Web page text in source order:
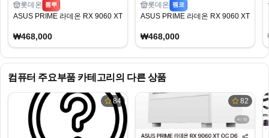
롯데온 뽐뿌
ASUS PRIME 라데온 RX 9060 XT OC D6 16GB (468,000/무료)
₩468,000
롯데온 펨코
ASUS PRIME 라데온 RX 9060 XT OC
₩468,000
컴퓨터 주요부품카테고리의 다른 상품
84 82